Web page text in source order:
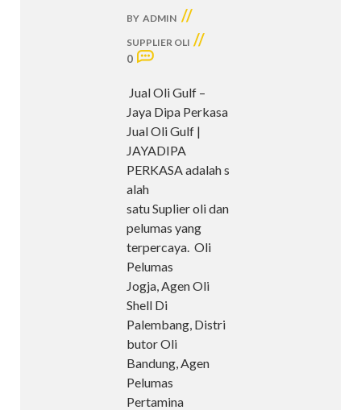
BY ADMIN //
SUPPLIER OLI //
0
Jual Oli Gulf –
Jaya Dipa Perkasa
Jual Oli Gulf |
JAYADIPA
PERKASA adalah s
alah
satu Suplier oli dan
pelumas yang
terpercaya. Oli
Pelumas
Jogja, Agen Oli
Shell Di
Palembang, Distri
butor Oli
Bandung, Agen
Pelumas
Pertamina